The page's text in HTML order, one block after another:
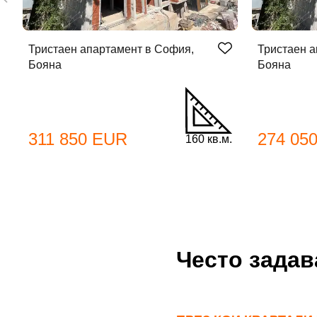
Тристаен апартамент в София,
Бояна
311 850 EUR 160 кв.м.
Тристаен
Бояна
274
Често